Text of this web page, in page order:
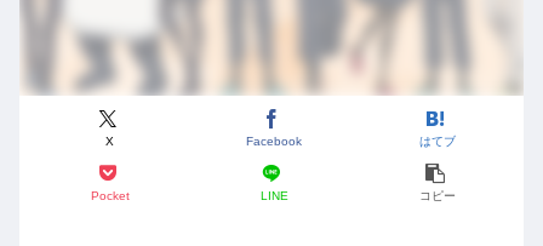
X Facebook はてブ
Pocket LINE コピー